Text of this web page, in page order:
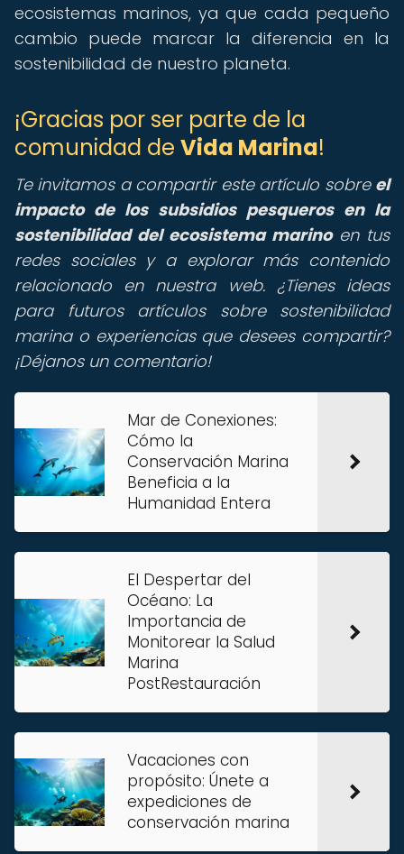
ecosistemas marinos, ya que cada pequeño
cambio puede marcar la diferencia en la
sostenibilidad de nuestro planeta.
¡Gracias por ser parte de la
comunidad de Vida Marina!
Te invitamos a compartir este artículo sobre el
impacto de los subsidios pesqueros en la
sostenibilidad del ecosistema marinoen tus
redes sociales y a explorar más contenido
relacionado en nuestra web. ¿Tienes ideas
para futuros artículos sobre sostenibilidad
marina o experiencias que desees compartir?
¡Déjanos un comentario!
Mar de Conexiones:
Cómo la
Conservación Marina
Beneficia a la
Humanidad Entera
El Despertar del
Océano: La
Importancia de
Monitorear la Salud
Marina
PostRestauración
Vacaciones con
propósito: Únete a
expediciones de
conservación marina